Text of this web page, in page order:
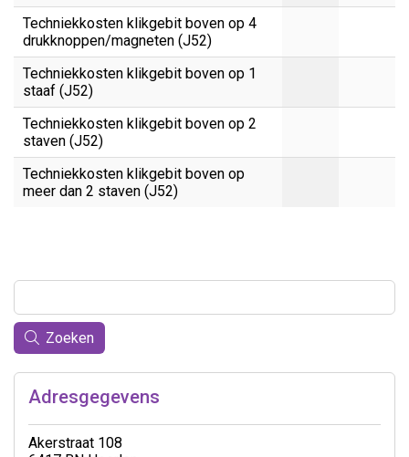
Techniekkosten klikgebit boven op 4
drukknoppen/magneten (J52)
Techniekkosten klikgebit boven op 1
staaf (J52)
Techniekkosten klikgebit boven op 2
staven (J52)
Techniekkosten klikgebit boven op
meer dan 2 staven (J52)
Zoeken
Adresgegevens
Akerstraat 108